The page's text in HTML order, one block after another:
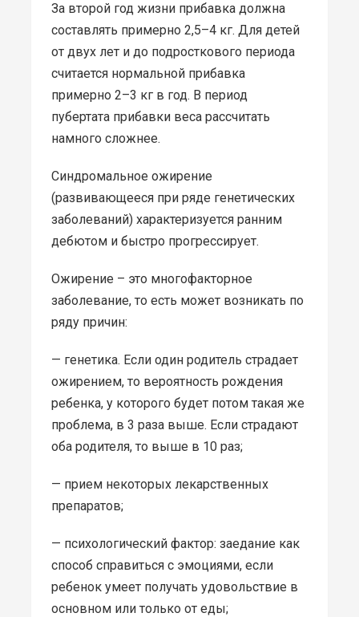
За второй год жизни прибавка должна
составлять примерно 2,5–4 кг. Для детей
от двух лет и до подросткового периода
считается нормальной прибавка
примерно 2–3 кг в год. В период
пубертата прибавки веса рассчитать
намного сложнее.
Синдромальное ожирение
(развивающееся при ряде генетических
заболеваний) характеризуется ранним
дебютом и быстро прогрессирует.
Ожирение – это многофакторное
заболевание, то есть может возникать по
ряду причин:
— генетика. Если один родитель страдает
ожирением, то вероятность рождения
ребенка, у которого будет потом такая же
проблема, в 3 раза выше. Если страдают
оба родителя, то выше в 10 раз;
— прием некоторых лекарственных
препаратов;
— психологический фактор: заедание как
способ справиться с эмоциями, если
ребенок умеет получать удовольствие в
основном или только от еды;